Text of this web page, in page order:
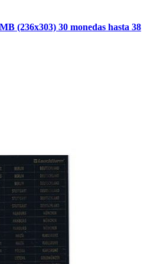
(236x303) 30 monedas hasta 38